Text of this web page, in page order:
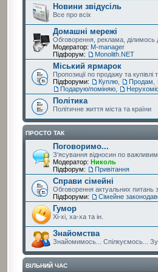
Новини звідусіль
Все про всіх
Домашні мережі
Обговорення, реклама, ділимось
Модератор: M-manager
Підфорум:
Monolith.NET
Міський ярмарок
Пропозиції по продажу та
Підфоруми:
Куплю, Продам
Подарую/поміняю,
Політика
Політичне життя міста та країни
ПРОСТО ТАК
Поговоримо...
З'ясування відносин по
Модератор: Николь
Підфорум:
Привітання
Справи сімейні
Обговорення актуальних питань
Підфоруми:
Сімейне
Гумор
Хі-хі, ха-ха та ін.
Знайомства
Знайомимось... Спілкуємось...
ВІЛЬНИЙ ЧАС